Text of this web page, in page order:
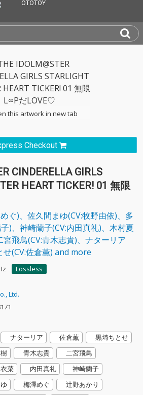
this artwork in new tab
Checkout
CINDERELLA GIRLS
HEART TICKER! 01 無限
ぐ)、佐久間まゆ(CV:牧野由依)、多
)、神崎蘭子(CV:内田真礼)、木村夏
宮飛鳥(CV:青木志貴)、ナターリア
せ(CV:佐倉薫) and more
Lossless
Ltd.
ナターリア 佐倉薫
黒埼ちとせ
青木志貴
二宮飛鳥
菜 内田真礼
神崎蘭子
梅澤めぐ
辻野あかり